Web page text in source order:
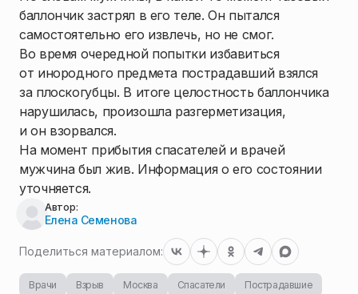
баллончик застрял в его теле. Он пытался
самостоятельно его извлечь, но не смог.
Во время очередной попытки избавиться
от инородного предмета пострадавший взялся
за плоскогубцы. В итоге целостность баллончика
нарушилась, произошла разгерметизация,
и он взорвался.
На момент прибытия спасателей и врачей
мужчина был жив. Информация о его состоянии
уточняется.
Автор:
Елена Семенова
Поделиться материалом:
Врачи Взрыв Москва Спасатели
Пострадавшие